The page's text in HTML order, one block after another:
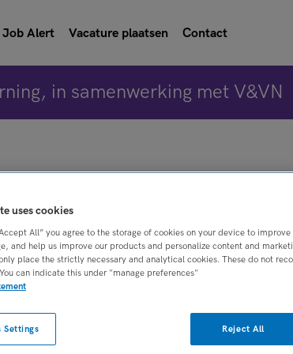
Job Alert Vacature plaatsen Contact
in samenwerking met V&VN
Verloskunde
uses cookies
All” you agree to the storage of cookies on your device to
and help us improve our products and personalize content and
place the strictly necessary and analytical cookies. These do not
can indicate this under "manage preferences"
Reject All
Settings